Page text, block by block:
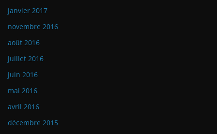
janvier 2017
novembre 2016
août 2016
juillet 2016
juin 2016
mai 2016
avril 2016
décembre 2015